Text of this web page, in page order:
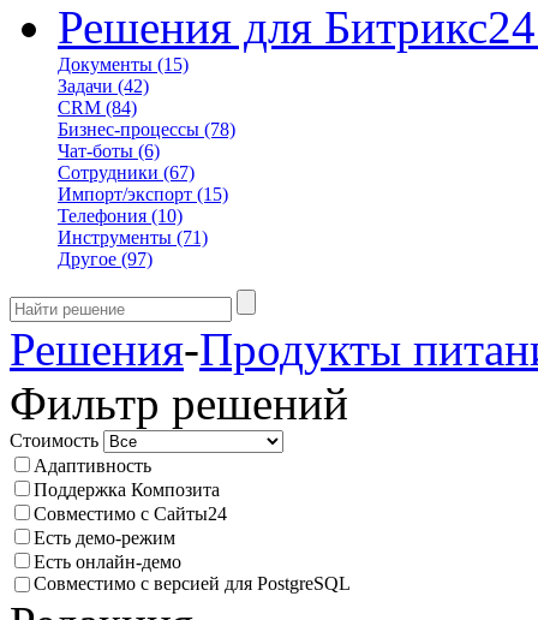
Решения для Битрикс24
Документы (15)
Задачи (42)
CRM (84)
Бизнес-процессы (78)
Чат-боты (6)
Сотрудники (67)
Импорт/экспорт (15)
Телефония (10)
Инструменты (71)
Другое (97)
Решения-Продукты
Фильтр решений
Стоимость
Адаптивность
Поддержка Композита
Совместимо с Сайты24
Есть демо-режим
Есть онлайн-демо
Совместимо с версией для PostgreSQL